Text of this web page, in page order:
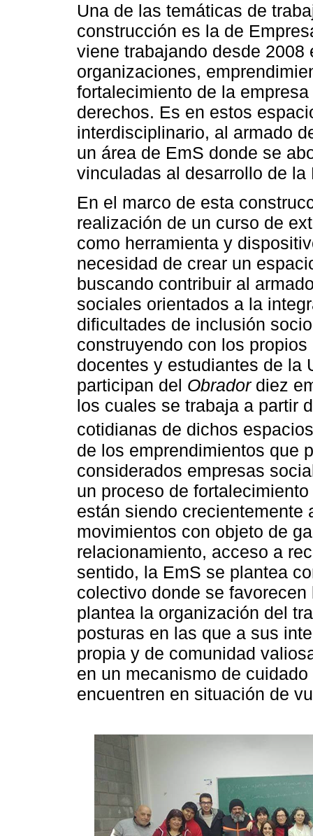
Una de las temáticas de
construcción es la de
viene trabajando desde
organizaciones,
fortalecimiento de la
derechos. Es en estos
interdisciplinario, al armado
un área de EmS donde se
vinculadas al desarrollo de la
En el marco de esta
realización de un curso de
como herramienta y
necesidad de crear un
buscando contribuir al
sociales orientados a la
dificultades de inclusión
construyendo con los
docentes y estudiantes de la
participan del Obradordiez
los cuales se trabaja a partir
cotidianas de dichos
de los emprendimientos que
considerados empresas
un proceso de
están siendo crecientemente
movimientos con objeto de
relacionamiento, acceso a
sentido, la EmS se plantea
colectivo donde se
plantea la organización del
posturas en las que a sus
propia y de comunidad
en un mecanismo de
encuentren en situación de